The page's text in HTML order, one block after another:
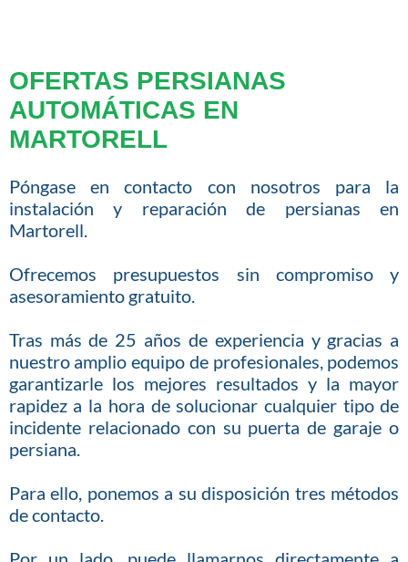
OFERTAS PERSIANAS
AUTOMÁTICAS EN
MARTORELL
Póngase en contacto con nosotros para la
instalación y reparación de persianas en
Martorell.
Ofrecemos presupuestos sin compromiso y
asesoramiento gratuito.
Tras más de 25 años de experiencia y gracias a
nuestro amplio equipo de profesionales, podemos
garantizarle los mejores resultados y la mayor
rapidez a la hora de solucionar cualquier tipo de
incidente relacionado con su puerta de garaje o
persiana.
Para ello, ponemos a su disposición tres métodos
de contacto.